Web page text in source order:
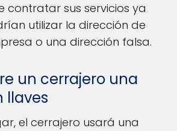
contratar sus servicios ya
utilizar la dirección de
o una dirección falsa.
un cerrajero una
llaves
el cerrajero usará una